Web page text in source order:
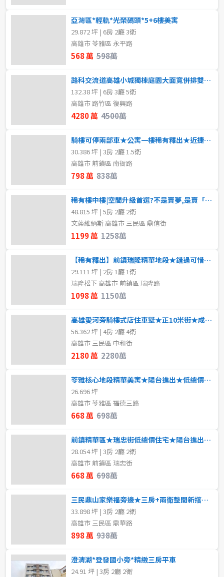
亞灣區*輕軌*光榮碼頭*5+6樓美寓
29.872 坪 | 6房 2廳 3衛
高雄市 苓雅區 永平路
568 萬 598萬
路科交流道高雄小城獨棟庭園大面寬併排雙車庫豪
132.38 坪 | 6房 3廳 5衛
高雄市 路竹區 復興路
4280 萬 4500萬
騎樓可停兩部車★公寓一樓稀有釋出★近捷運學區商圈
30.386 坪 | 3房 2廳 1.5衛
高雄市 前鎮區 南衙路
798 萬 838萬
稀有樓中樓|空間升級首選?不是賣夢,是賣「空間升級的真實感?
48.815 坪 | 5房 2廳 2衛
文藻維納斯 高雄市 三民區 鼎信街
1199 萬 1258萬
【稀有釋出】前鎮瑞隆精華地段★錯過可惜★近輕軌
29.111 坪 | 2房 1廳 1衛
瑞隆松下 高雄市 前鎮區 瑞隆路
1098 萬 1150萬
高雄愛河旁騎樓式店住車墅★正10米街★成家首選
56.362 坪 | 4房 2廳 4衛
高雄市 三民區 中和街
2180 萬 2280萬
苓雅核心地段精華美寓★陽台進出★低總價★全屋翻新
26.696 坪
高雄市 苓雅區 福德三路
668 萬 698萬
前鎮精華區★瑞忠街低總價住宅★陽台進出★輕鬆成家
28.054 坪 | 3房 2廳 2衛
高雄市 前鎮區 瑞忠街
668 萬 698萬
三民鼎山家樂福旁邊★三房+兩衛整間新撘搭★緊來看
33.898 坪 | 3房 2廳 2衛
高雄市 三民區 鼎華路
898 萬 938萬
澄清湖*登發國小旁*精緻三房平車
24.91 坪 | 3房 2廳 2衛